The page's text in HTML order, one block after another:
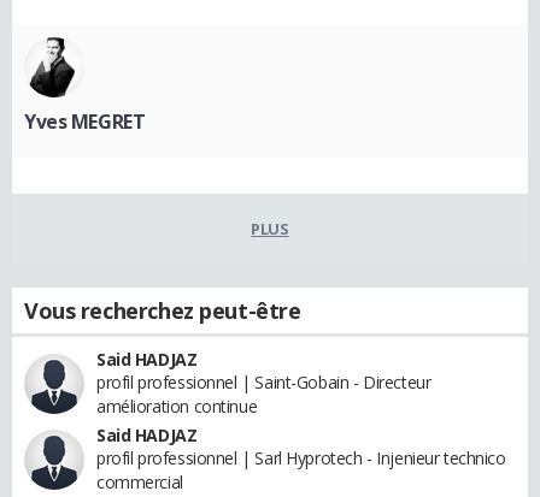
Yves MEGRET
PLUS
Vous recherchez peut-être
Said HADJAZ
profil professionnel | Saint-Gobain - Directeur
amélioration continue
Said HADJAZ
profil professionnel | Sarl Hyprotech - Injenieur technico
commercial